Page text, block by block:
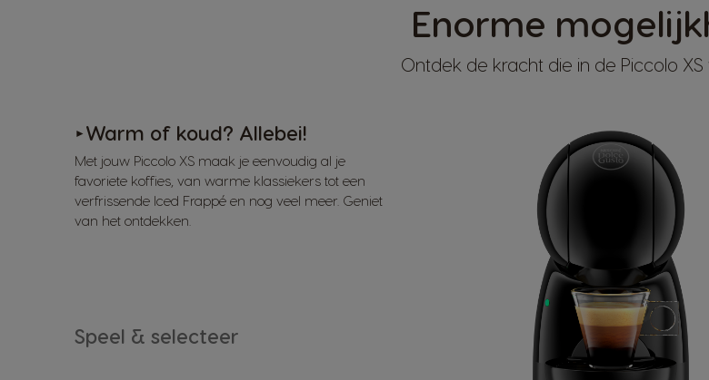
Enorme
Ontdek de kracht die in de Piccolo XS
► Warm of koud? Allebei!
Met jouw Piccolo XS maak je eenvoudig al je
favoriete koffies, van warme klassiekers tot een
verfrissende Iced Frappé en nog veel meer. Geniet
van het ontdekken.
Speel & selecteer